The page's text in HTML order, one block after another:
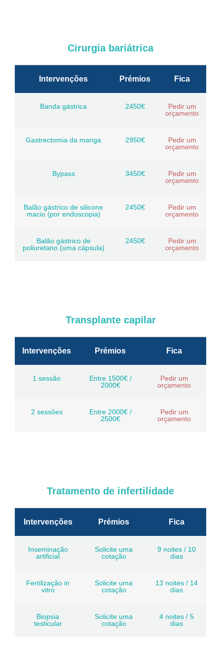
Cirurgia bariátrica
Intervenções Prémios Fica
Banda gástrica 2450€
Pedir um
orçamento
Gastrectomia da manga 2950€
Pedir um
orçamento
Bypass 3450€
Pedir um
orçamento
Balão gástrico de silicone
macio (por endoscopia)
2450€
Pedir um
orçamento
Balão gástrico de
poliuretano (uma cápsula)
2450€
Pedir um
orçamento
Transplante capilar
Intervenções Prémios Fica
1 sessão
Entre 1500€ /
2000€
Pedir um
orçamento
2 sessões
Entre 2000€ /
2500€
Pedir um
orçamento
Tratamento de infertilidade
Intervenções Prémios Fica
Inseminação
artificial
Solicite uma
cotação
9 noites / 10
dias
Fertilização in
vitro
Solicite uma
cotação
13 noites / 14
dias
Biopsia
testicular
Solicite uma
cotação
4 noites / 5
dias